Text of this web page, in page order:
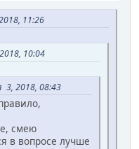
11:26
10:04
3, 2018, 08:43
смею
в вопросе лучше